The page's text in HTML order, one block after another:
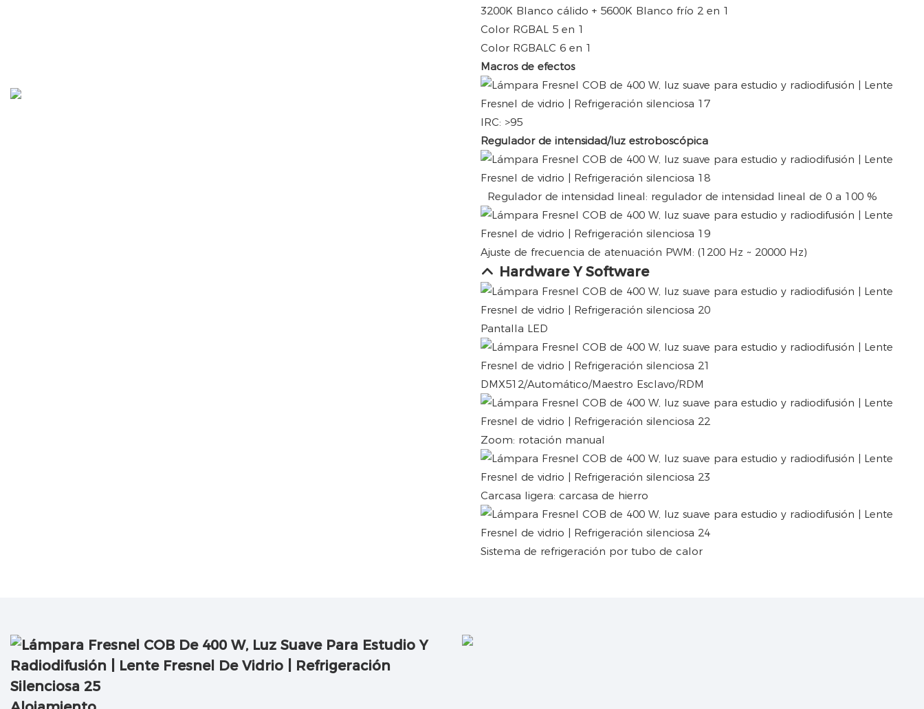
3200K Blanco cálido + 5600K Blanco frío 2 en 1
Color RGBAL 5 en 1
Color RGBALC 6 en 1
Macros de efectos
IRC: >95
Regulador de intensidad/luz estroboscópica
Regulador de intensidad lineal: regulador de intensidad lineal de 0 a 100 %
Ajuste de frecuencia de atenuación PWM: (1200 Hz ~ 20000 Hz)
Hardware Y Software
Pantalla LED
DMX512/Automático/Maestro Esclavo/RDM
Zoom: rotación manual
Carcasa ligera: carcasa de hierro
Sistema de refrigeración por tubo de calor